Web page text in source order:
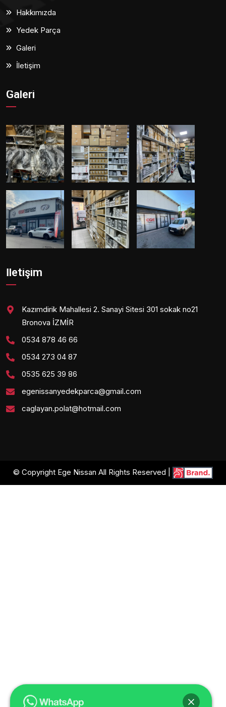
Hakkımızda
Yedek Parça
Galeri
İletişim
Galeri
İletişim
Kazımdirik Mahallesi 2. Sanayi Sitesi 301 sokak no21
Bronova İZMİR
0534 878 46 66
0534 273 04 87
0535 625 39 86
egenissanyedekparca@gmail.com
caglayan.polat@hotmail.com
© Copyright Ege Nissan All Rights Reserved |